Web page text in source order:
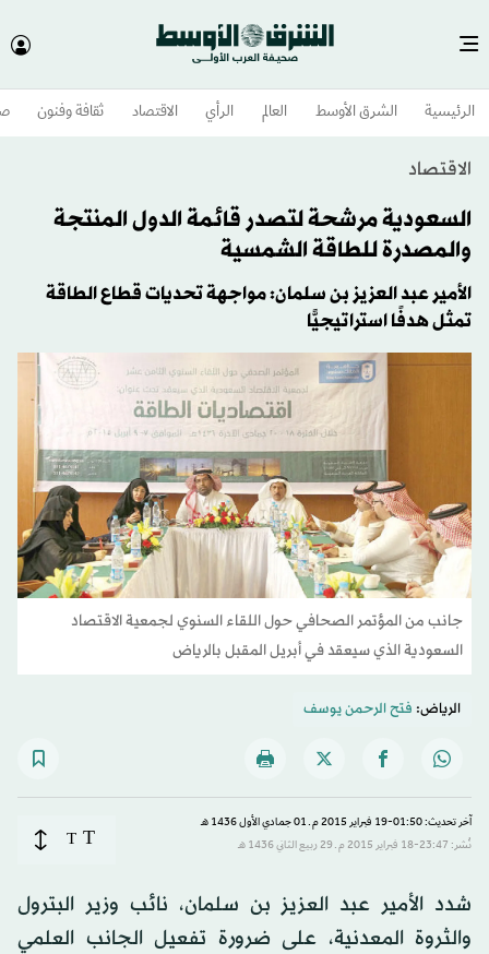
الرئيسية الشرق الأوسط​ العالم الرأي الاقتصاد ثقافة وفنون
الاقتصاد
السعودية مرشحة لتصدر قائمة الدول المنتجة
والمصدرة للطاقة الشمسية
الأمير عبد العزيز بن سلمان: مواجهة تحديات قطاع الطاقة
تمثل هدفًا استراتيجيًّا
جانب من المؤتمر الصحافي حول اللقاء السنوي لجمعية الاقتصاد
السعودية الذي سيعقد في أبريل المقبل بالرياض
الرياض: فتح الرحمن يوسف
آخر تحديث: 01:50-19 فبراير 2015 م ـ 01 جمادي الأول 1436 هـ
نُشر: 23:47-18 فبراير 2015 م ـ 29 ربيع الثاني 1436 هـ
T
T
شدد الأمير عبد العزيز بن سلمان، نائب وزير البترول
والثروة المعدنية، على ضرورة تفعيل الجانب العلمي